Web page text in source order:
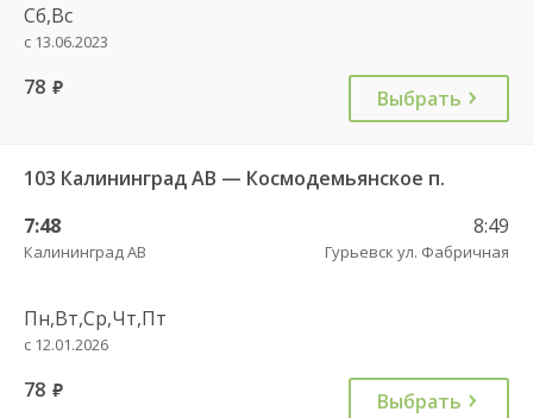
Сб,Вс
с 13.06.2023
78 руб. Выбрать
103 Калининград АВ — Космодемьянское п.
7:48
Калининград АВ
8:49
Гурьевск ул. Фабричная
Пн,Вт,Ср,Чт,Пт
с 12.01.2026
78 руб. Выбрать